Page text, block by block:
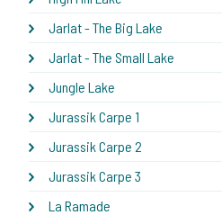
Jarlat - The Big Lake
Jarlat - The Small Lake
Jungle Lake
Jurassik Carpe 1
Jurassik Carpe 2
Jurassik Carpe 3
La Ramade